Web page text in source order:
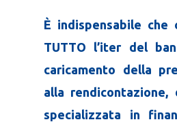
È indispensabile
TUTTO l’iter del
caricamento della
alla rendicontazione,
specializzata in